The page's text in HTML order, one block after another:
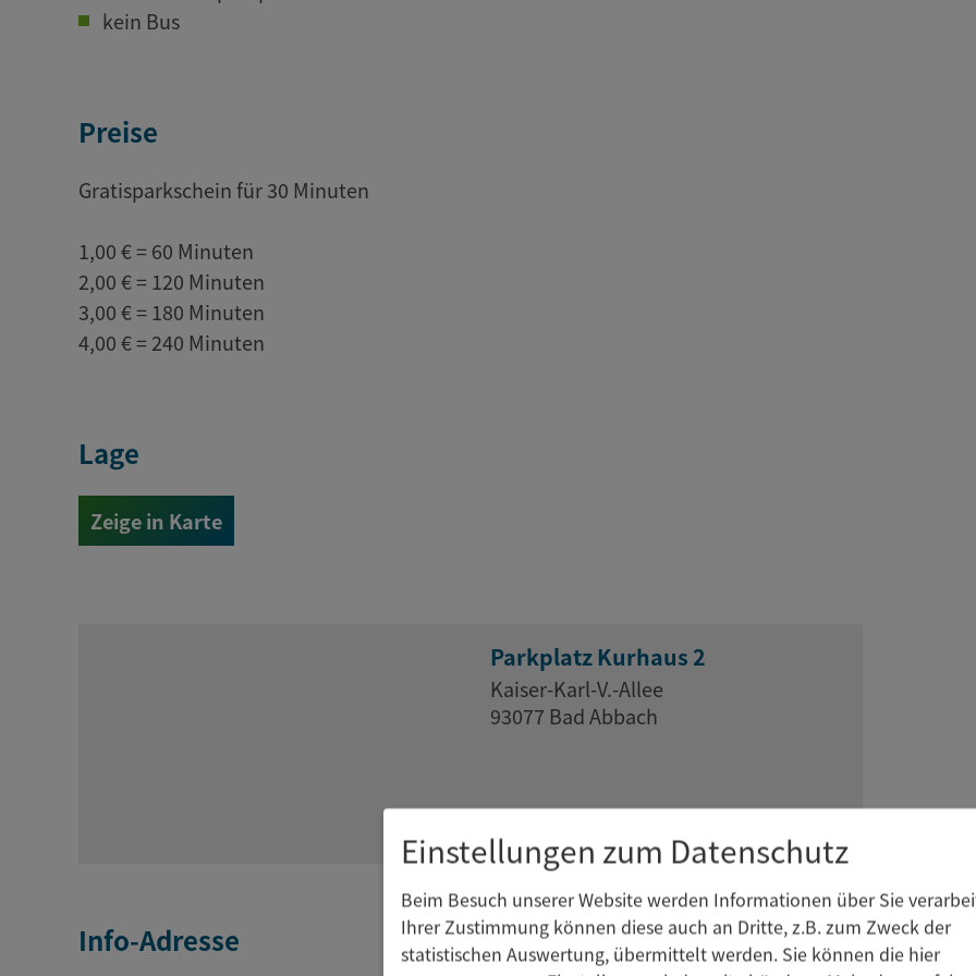
kein Bus
Preise
Gratisparkschein für 30 Minuten
1,00 € = 60 Minuten
2,00 € = 120 Minuten
3,00 € = 180 Minuten
4,00 € = 240 Minuten
Lage
Zeige in Karte
Parkplatz Kurhaus 2
Kaiser-Karl-V.-Allee
93077 Bad Abbach
Info-Adresse
Einstellungen zum Datenschutz
Beim Besuch unserer Website werden Informationen über Sie
Ihrer Zustimmung können diese auch an Dritte, z.B. zum Zweck der
statistischen Auswertung, übermittelt werden. Sie können die hier